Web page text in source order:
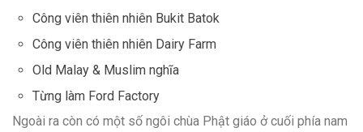
Công viên thiên nhiên Bukit Batok
Công viên thiên nhiên Dairy Farm
Old Malay & Muslim nghĩa
Từng làm Ford Factory
Ngoài ra còn có một số ngôi chùa Phật giáo ở cuối phía nam